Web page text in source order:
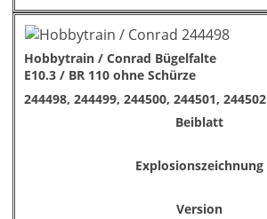
Hobbytrain / Conrad Bügelfalte
E10.3 / BR 110 ohne Schürze
244498, 244499, 244500, 244501, 244502
Beiblatt
Explosionszeichnung
Version